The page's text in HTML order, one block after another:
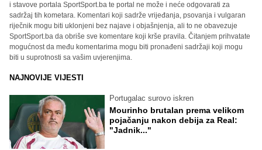
i stavove portala SportSport.ba te portal ne može i neće odgovarati za
sadržaj tih kometara. Komentari koji sadrže vrijeđanja, psovanja i vulgaran
riječnik mogu biti uklonjeni bez najave i objašnjenja, ali to ne obavezuje
SportSport.ba da obriše sve komentare koji krše pravila. Čitanjem prihvatate
mogućnost da među komentarima mogu biti pronađeni sadržaji koji mogu
biti u suprotnosti sa vašim uvjerenjima.
NAJNOVIJE VIJESTI
Portugalac surovo iskren
Mourinho brutalan prema velikom
pojačanju nakon debija za Real:
"Jadnik..."